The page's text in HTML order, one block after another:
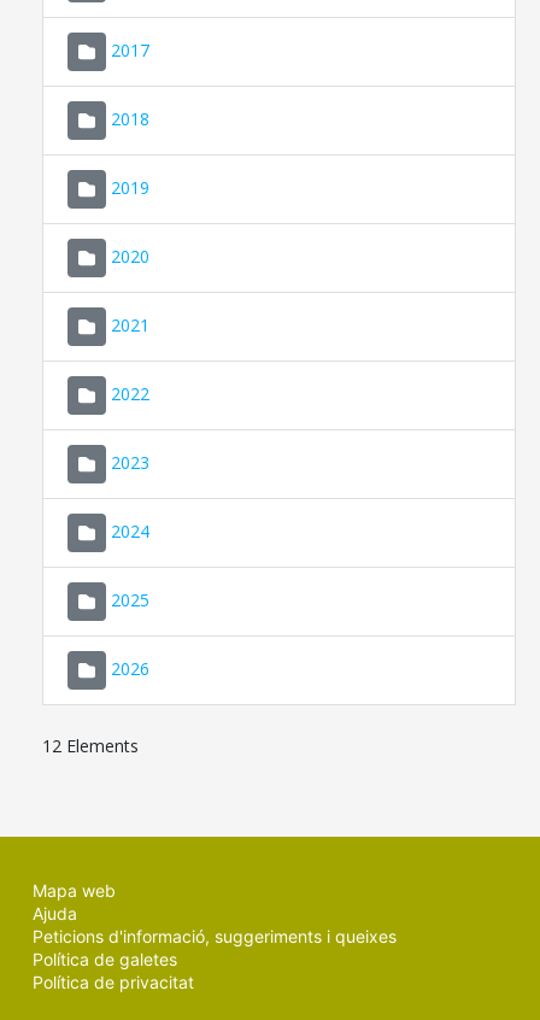
2017
2018
2019
2020
2021
2022
2023
2024
2025
2026
12 Elements
Mapa web
Ajuda
Peticions d'informació, suggeriments i queixes
Política de galetes
Política de privacitat